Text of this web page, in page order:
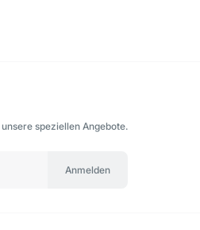
speziellen Angebote.
Anmelden